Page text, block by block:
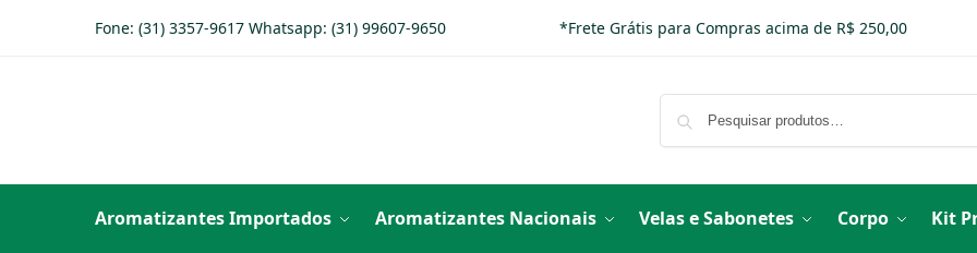
Fone: (31) 3357-9617 Whatsapp: (31) 99607-9650 *Frete Grátis para Compras acima de R$ 250,00
Aromatizantes Importados Aromatizantes Nacionais Velas e Sabonetes Corpo Kit